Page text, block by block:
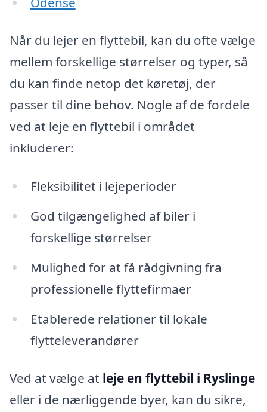
Når du lejer en flyttebil, kan du ofte vælge
mellem forskellige størrelser og typer, så
du kan finde netop det køretøj, der
passer til dine behov. Nogle af de fordele
ved at leje en flyttebil i området
inkluderer:
Fleksibilitet i lejeperioder
God tilgængelighed af biler i
forskellige størrelser
Mulighed for at få rådgivning fra
professionelle flyttefirmaer
Etablerede relationer til lokale
flytteleverandører
Ved at vælge at leje en flyttebil i Ryslinge
eller i de nærliggende byer, kan du sikre,